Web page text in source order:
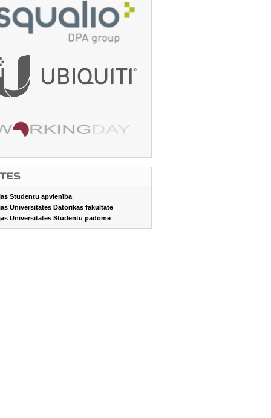
Studentu apvienība
Universitātes Datorikas fakultāte
Universitātes Studentu padome